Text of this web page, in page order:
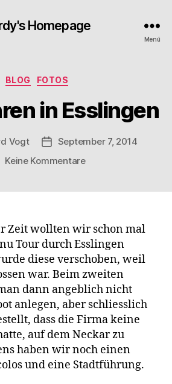
Homepage
Menü
Kategorien
BLOG FOTOS
in Esslingen
Vogt Veröffentlichungsdatum
September 7, 2014
Keine Kommentarezu
Zeit wollten wir schon mal
Tour durch Esslingen
diese verschoben, weil
war. Beim zweiten
dann angeblich nicht
anlegen, aber schliesslich
dass die Firma keine
auf dem Neckar zu
haben wir noch einen
und eine Stadtführung.